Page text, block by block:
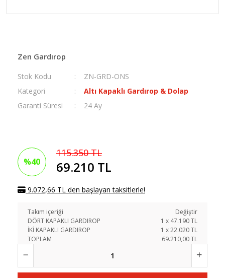
Zen Gardırop
Stok Kodu
ZN-GRD-ONS
Kategori
Altı Kapaklı Gardırop & Dolap
Garanti Süresi
24 Ay
%40
115.350 TL
69.210 TL
9.072,66 TL den başlayan taksitlerle!
Takım içeriği
Değiştir
DÖRT KAPAKLI GARDIROP
1 x 47.190TL
İKİ KAPAKLI GARDIROP
1 x22.020TL
TOPLAM
69.210,00 TL